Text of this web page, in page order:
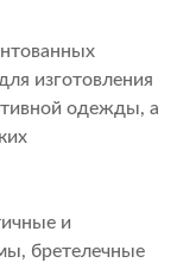
изготовления
одежды, а
и
бретелечные